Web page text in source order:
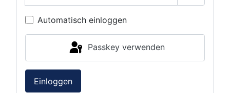
Passwort
Automatisch einloggen
Passkey verwenden
Einloggen